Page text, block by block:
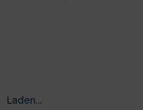
Laden...